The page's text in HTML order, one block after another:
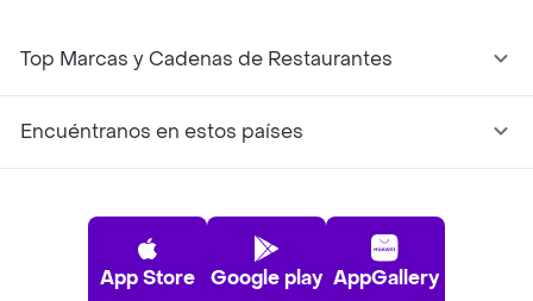
Top Marcas y Cadenas de Restaurantes
Encuéntranos en estos países
App Store Google play AppGallery